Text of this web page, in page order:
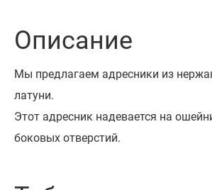
Описание
Мы предлагаем адресники из
латуни.
Этот адресник надевается на
боковых отверстий.